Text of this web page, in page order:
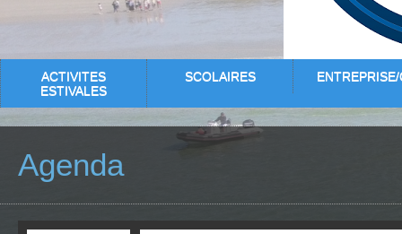
ACTIVITES
ESTIVALES
SCOLAIRES ENTREPRISE/
Agenda